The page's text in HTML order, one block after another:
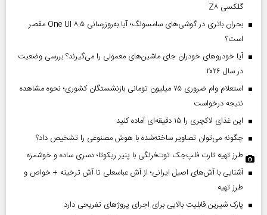
گلکسی Z۸
بحران باتری در گوشی‌های سامسونگ؛ آیا به‌روزرسانی One UI ۸.۵ مقصر
است؟
آیا خودروهای خودران جای ماشین‌های معمولی را می‌گیرند؟ بررسی وضعیت
در سال ۲۰۲۶
استعلام وام ضروری ۷۵ میلیون تومانی بازنشستگان کشوری؛ نحوه مشاهده
نتیجه درخواست
این غذای لاکچری را ۱۵ دقیقه‌ای آماده کنید
چگونه می‌توان تصاویر ساخته‌شده با هوش مصنوعی را تشخیص داد؟
طرز تهیه تارت فلپ‌جک توت‌فرنگی با پنیر ریکوتا؛ دسری ساده و خوشمزه
آشنایی با آش‌های اصیل ایرانی؛ از آش عباسعلی تا آش ترخینه + خواص و
طرز تهیه
پارک شیرین قابلیت‌ بالایی برای اجرای پروژهای تفریحی دارد